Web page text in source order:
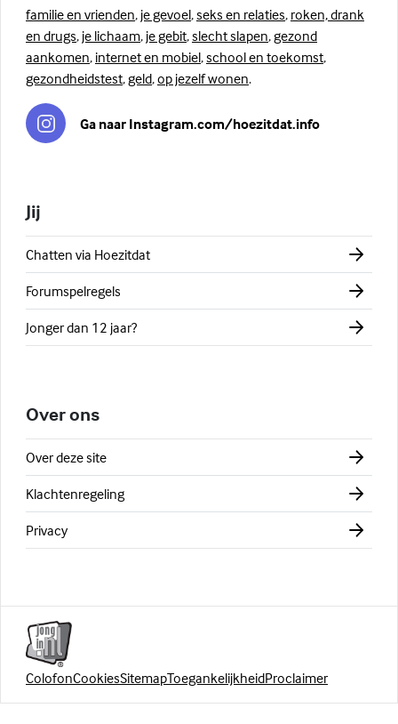
familie en vrienden, je gevoel,seks en relaties, roken, drank
en drugs, je lichaam, je gebit,slecht slapen,gezond
aankomen, internet en mobiel,school en toekomst,
gezondheidstest,geld,op jezelf wonen.
Ga naar Instagram.com/hoezitdat.info
Jij
Chatten via Hoezitdat
Forumspelregels
Jonger dan 12 jaar?
Over ons
Over deze site
Klachtenregeling
Privacy
ColofonCookiesSitemapToegankelijkheidProclaimer